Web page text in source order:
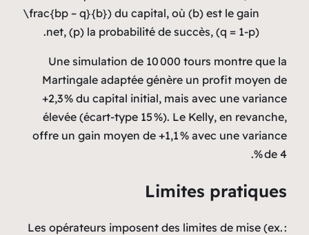
\frac{bp – q}{b}) du capital, où (b) est le gain
net, (p) la probabilité de succès, (q = 1-p).
Une simulation de 10 000 tours montre que la
Martingale adaptée génère un profit moyen de
+2,3 % du capital initial, mais avec une variance
élevée (écart‑type 15 %). Le Kelly, en revanche,
offre un gain moyen de +1,1 % avec une variance
de 4 %.
Limites pratiques
Les opérateurs imposent des limites de mise (ex. :